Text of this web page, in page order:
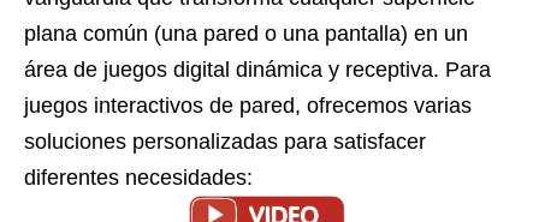
plana común (una pared o una pantalla) en un
área de juegos digital dinámica y receptiva. Para
juegos interactivos de pared, ofrecemos varias
soluciones personalizadas para satisfacer
diferentes necesidades: